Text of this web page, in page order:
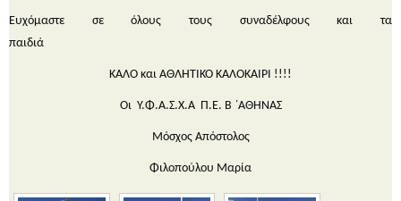
Ευχόμαστε σε όλους τους συναδέλφους και τα
παιδιά
ΚΑΛΟ και ΑΘΛΗΤΙΚΟ ΚΑΛΟΚΑΙΡΙ !!!!
Οι Υ.Φ.Α.Σ.Χ.Α Π.Ε. Β ΄ΑΘΗΝΑΣ
Μόσχος Απόστολος
Φιλοπούλου Μαρία